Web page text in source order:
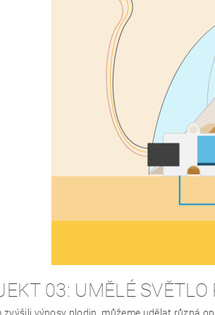
03: UMĚLÉ SVĚTLO
zvýšili výnosy plodin, můžeme udělat různá